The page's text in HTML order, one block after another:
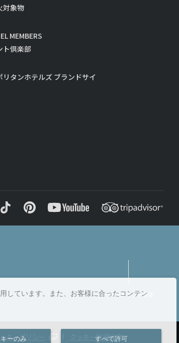
対象物
MEMBERS
ト倶楽部
リタンホテルズ ブランドサイ
ページトップへ戻る
キーポリシー クッキー詳細設定
しています。また、お客様に合ったコンテン
すべて許可
ーのみ